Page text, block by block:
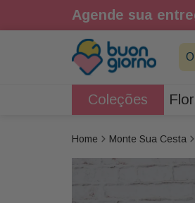
Agende sua
O
Coleções
Monte Sua Cesta